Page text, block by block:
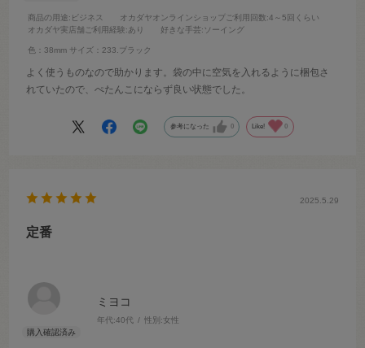
商品の用途:ビジネス オカダヤオンラインショップご利用回数:4～5回くらい
オカダヤ実店舗ご利用経験:あり 好きな手芸:ソーイング
色：38mm サイズ：233.ブラック
よく使うものなので助かります。袋の中に空気を入れるように梱包さ
れていたので、ぺたんこにならず良い状態でした。
参考になった 0 Like! 0
ミヨコ
年代:40代 性別:女性
2025.5.29
定番